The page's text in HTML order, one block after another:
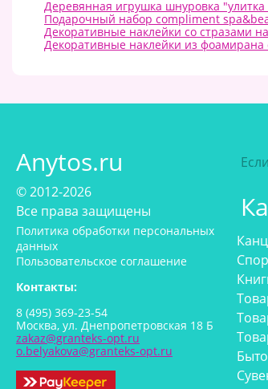
Деревянная игрушка шнуровка "улитка
Подарочный набор compliment
Декоративные наклейки со стразами
Декоративные наклейки из
Anytos.ru
© 2012-2026
Все права защищены
Политика обработки персональных
данных
Пользовательское соглашение
Контакты:
8 (495) 369-23-54
Москва, ул. Днепропетровская 18 Б
zakaz@granteks-opt.ru
o.belyakova@granteks-opt.ru